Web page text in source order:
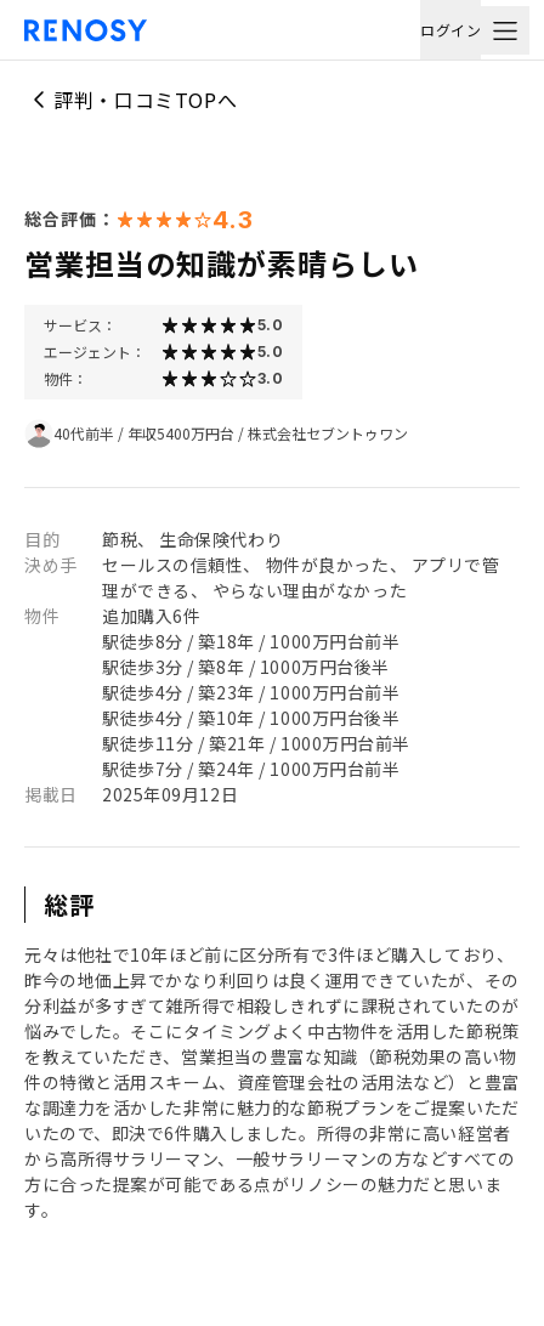
ログイン
評判・口コミTOPへ
総合評価： 4.3
営業担当の知識が素晴らしい
サービス： 5.0
エージェント： 5.0
物件： 3.0
40代前半 / 年収5400万円台 /株式会社セブントゥワン
目的
節税、 生命保険代わり
決め手
セールスの信頼性、 物件が良かった、 アプリで管
理ができる、 やらない理由がなかった
物件
追加購入6件
駅徒歩8分 / 築18年 / 1000万円台前半
駅徒歩3分 / 築8年 / 1000万円台後半
駅徒歩4分 / 築23年 / 1000万円台前半
駅徒歩4分 / 築10年 / 1000万円台後半
駅徒歩11分 / 築21年 / 1000万円台前半
駅徒歩7分 / 築24年 / 1000万円台前半
掲載日
2025年09月12日
総評
元々は他社で10年ほど前に区分所有で3件ほど購入しており、
昨今の地価上昇でかなり利回りは良く運用できていたが、その
分利益が多すぎて雑所得で相殺しきれずに課税されていたのが
悩みでした。そこにタイミングよく中古物件を活用した節税策
を教えていただき、営業担当の豊富な知識（節税効果の高い物
件の特徴と活用スキーム、資産管理会社の活用法など）と豊富
な調達力を活かした非常に魅力的な節税プランをご提案いただ
いたので、即決で6件購入しました。所得の非常に高い経営者
から高所得サラリーマン、一般サラリーマンの方などすべての
方に合った提案が可能である点がリノシーの魅力だと思いま
す。